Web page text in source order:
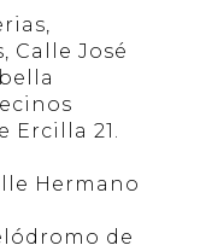
Calle José
Ercilla 21.
Hermano
de